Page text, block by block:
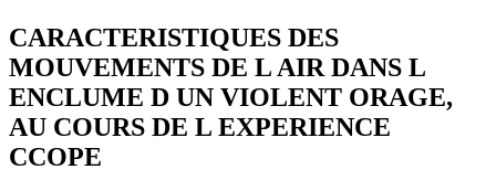
CARACTERISTIQUES DES
MOUVEMENTS DE L AIR DANS L
ENCLUME D UN VIOLENT ORAGE,
AU COURS DE L EXPERIENCE
CCOPE